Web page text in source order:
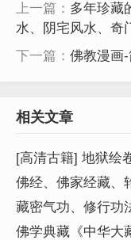
上一篇： 多年珍藏
水、阴宅风水、奇
下一篇： 佛教漫画
相关文章
[高清古籍] 地狱绘
佛经、佛家经藏、
藏密气功、修行功
佛学典藏《中华大